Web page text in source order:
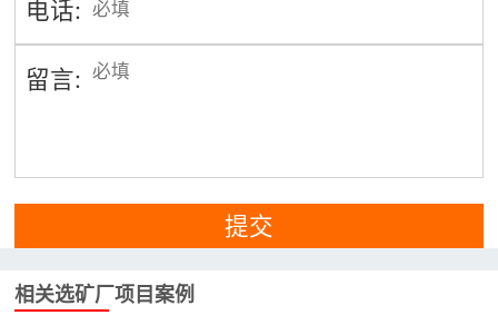
电话:
留言:
提交
相关选矿厂项目案例